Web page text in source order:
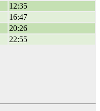
12:35
16:47
20:26
22:55